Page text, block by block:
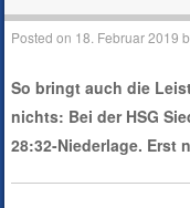
Posted on 18. Februar 2019
So bringt auch die
nichts: Bei der HSG
28:32-Niederlage. Erst